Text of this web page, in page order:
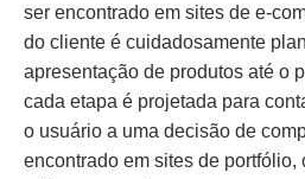
ser encontrado em sites de e-
do cliente é cuidadosamente
apresentação de produtos até o
cada etapa é projetada para
o usuário a uma decisão de
encontrado em sites de portfólio,